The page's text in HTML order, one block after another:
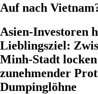
Auf nach
Asien-Investoren
Lieblingsziel:
Minh-Stadt
zunehmender
Dumpinglöhne